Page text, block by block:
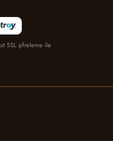
SSL şifreleme ile